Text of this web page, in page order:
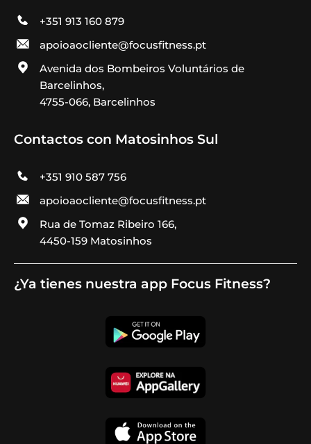
+351 913 160 879
apoioaocliente@focusfitness.pt
Avenida dos Bombeiros Voluntários de
Barcelinhos,
4755-066, Barcelinhos
Contactos con Matosinhos Sul
+351 910 587 756
apoioaocliente@focusfitness.pt
Rua de Tomaz Ribeiro 166,
4450-159 Matosinhos
¿Ya tienes nuestra app Focus Fitness?